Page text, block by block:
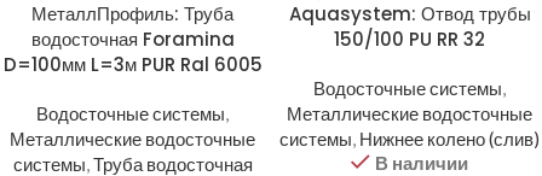
МеталлПрофиль: Труба
водосточная Foramina
D=100мм L=3м PUR Ral 6005
Водосточные системы,
Металлические водосточные
системы,Труба водосточная
Aquasystem: Отвод трубы
150/100 PU RR 32
Водосточные системы,
Металлические водосточные
системы, Нижнее колено (слив)
В наличии